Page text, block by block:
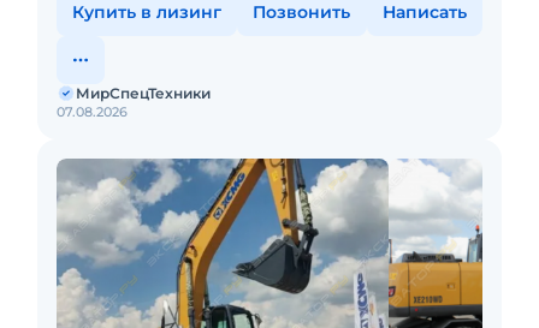
Купить в лизинг Позвонить Написать
07.08.2026
МирСпецТехники